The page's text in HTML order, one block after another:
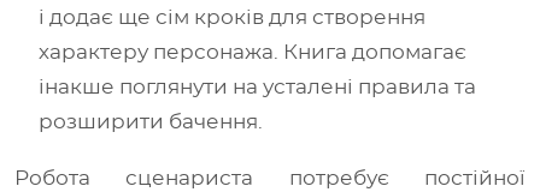
і додає ще сім кроків для створення
характеру персонажа. Книга допомагає
інакше поглянути на усталені правила та
розширити бачення.
Робота сценариста потребує постійної